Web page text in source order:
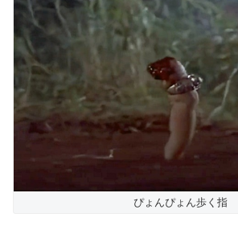
ぴょんぴょん歩く指